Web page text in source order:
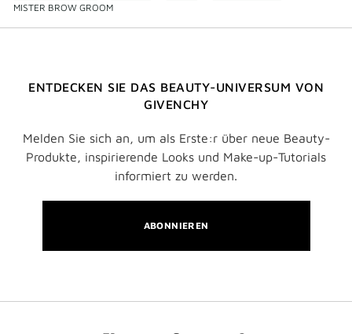
MISTER BROW GROOM
ENTDECKEN SIE DAS BEAUTY-UNIVERSUM VON
GIVENCHY
Melden Sie sich an, um als Erste:r über neue Beauty-
Produkte, inspirierende Looks und Make-up-Tutorials
informiert zu werden.
ABONNIEREN